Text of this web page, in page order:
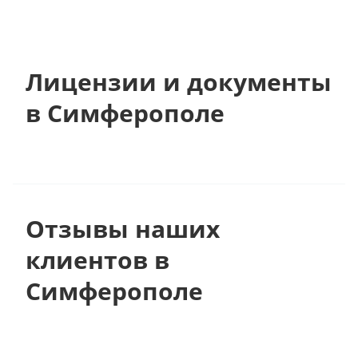
Лицензии и документы
в Симферополе
Отзывы наших
клиентов в
Симферополе